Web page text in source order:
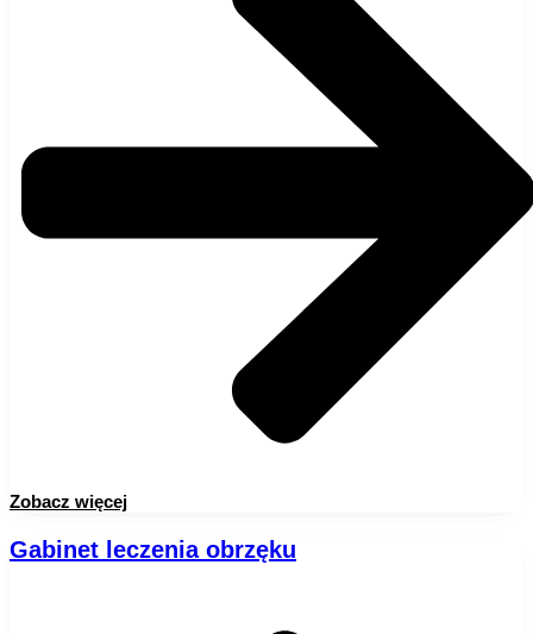
Zobacz więcej
Gabinet leczenia obrzęku